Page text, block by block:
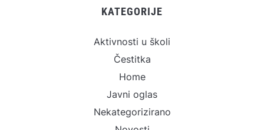
KATEGORIJE
Aktivnosti u školi
Čestitka
Home
Javni oglas
Nekategorizirano